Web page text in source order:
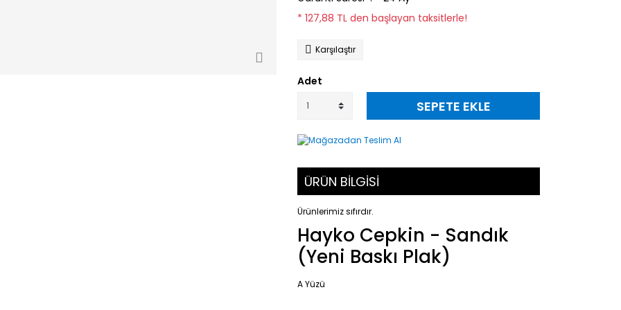
* 127,88 TL den başlayan taksitlerle!
Karşılaştır
Adet
SEPETE EKLE
ÜRÜN BİLGİSİ
Ürünlerimiz sıfırdır.
Hayko Cepkin - Sandık
(Yeni Baskı Plak)
A Yüzü